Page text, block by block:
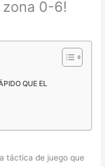
zona 0-6!
QUE EL
táctica de juego que